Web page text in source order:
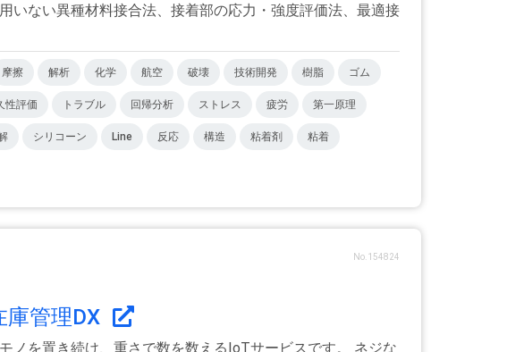
いない異種材料接合法、接着部の応力・強度評価法、最適接
摩擦 解析 化学 航空 破壊 技術開発 樹脂 ゴム
性評価 トラブル 回帰分析 ストレス 疲労 第一原理
シリコーン Line 反応 構造 粘着剤 粘着
No.154824
庫管理DX
ノを置き続け、重さで数を数えるIoTサービスです。 ネジな